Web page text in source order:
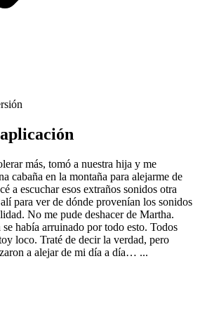
más, tomó a nuestra hija y me
cabaña en la montaña para alejarme de
a escuchar esos extraños sonidos otra
para ver de dónde provenían los sonidos
No me pude deshacer de Martha.
había arruinado por todo esto. Todos
loco. Traté de decir la verdad, pero
a alejar de mi día a día… ...